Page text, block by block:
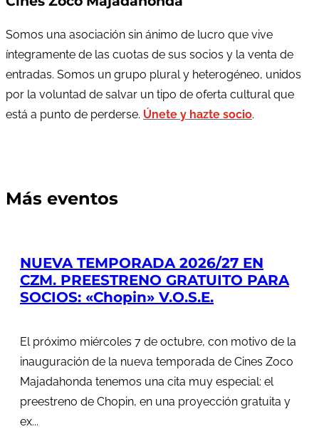
Somos una asociación sin ánimo de lucro que vive
íntegramente de las cuotas de sus socios y la venta de
entradas. Somos un grupo plural y heterogéneo, unidos
por la voluntad de salvar un tipo de oferta cultural que
está a punto de perderse. Únete y hazte socio.
Más eventos
NUEVA TEMPORADA 2026/27 EN
CZM. PREESTRENO GRATUITO PARA
SOCIOS: «Chopin» V.O.S.E.
El próximo miércoles 7 de octubre, con motivo de la
inauguración de la nueva temporada de Cines Zoco
Majadahonda tenemos una cita muy especial: el
preestreno de Chopin, en una proyección gratuita y
ex...